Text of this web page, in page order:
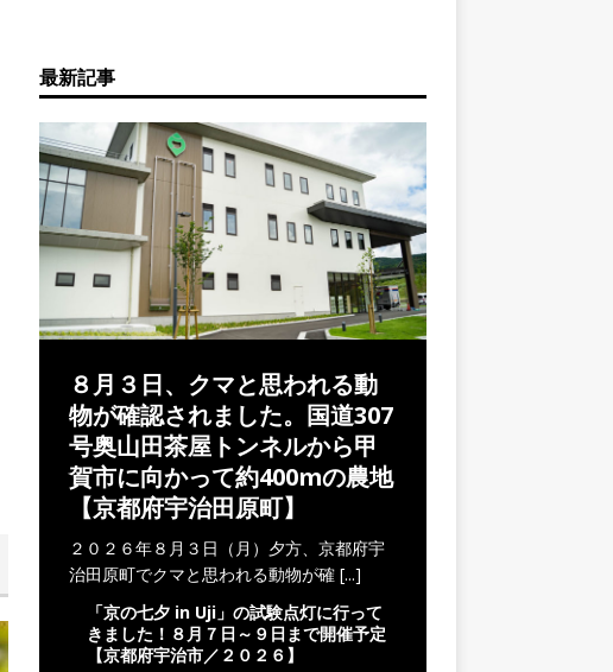
最新記事
８月３日、クマと思われる動
物が確認されました。国道307
号奥山田茶屋トンネルから甲
賀市に向かって約400mの農地
【京都府宇治田原町】
２０２６年８月３日（月）夕方、京都府宇
治田原町でクマと思われる動物が確 [...]
「京の七夕 in Uji」の試験点灯に行って
きました！８月７日～９日まで開催予定
【京都府宇治市／２０２６】